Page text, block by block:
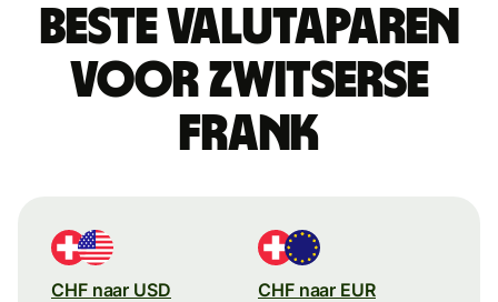
Beste valutaparen
voor Zwitserse
frank
CHF naar USD CHF naar EUR